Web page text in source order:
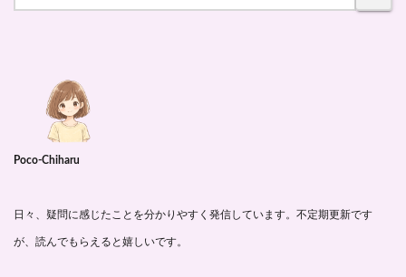
Poco-Chiharu
日々、疑問に感じたことを分かりやすく発信しています。不定期更新です
が、読んでもらえると嬉しいです。